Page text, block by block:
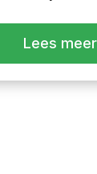
Lees meer